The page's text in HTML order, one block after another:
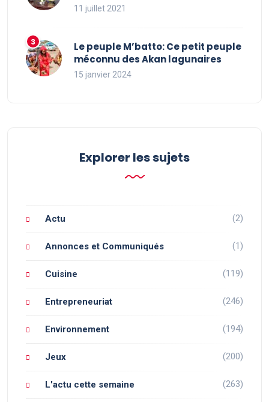
11 juillet 2021
Le peuple M’batto: Ce petit peuple
méconnu des Akan lagunaires
15 janvier 2024
Explorer les sujets
Actu (2)
Annonces et Communiqués (1)
Cuisine (119)
Entrepreneuriat (246)
Environnement (194)
Jeux (200)
L'actu cette semaine (263)